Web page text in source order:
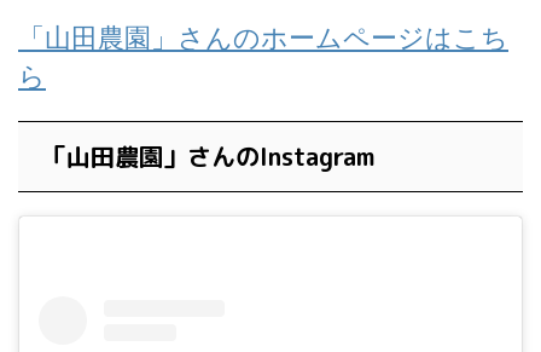
「山田農園」さんのホームページはこち
ら
「山田農園」さんのInstagram